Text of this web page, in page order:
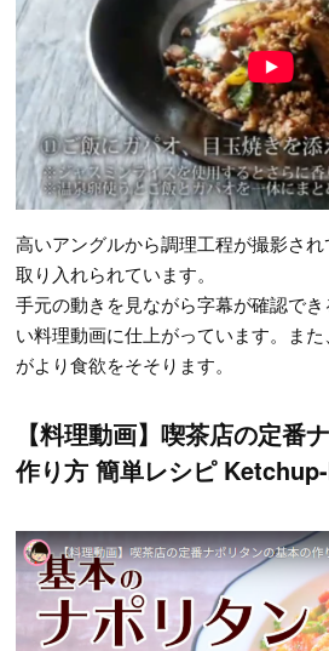
高いアングルから調理工程が撮影さ
取り入れられています。
手元の動きを見ながら字幕が確認で
い料理動画に仕上がっています。ま
がより食欲をそそります。
【料理動画】喫茶店の定番
作り方 簡単レシピ